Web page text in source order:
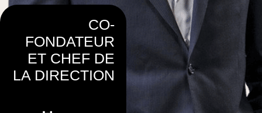
CO-
FONDATEUR
ET CHEF DE
LA DIRECTION